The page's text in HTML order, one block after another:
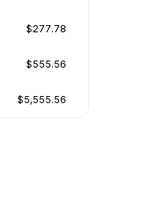
$277.78
$555.56
$5,555.56